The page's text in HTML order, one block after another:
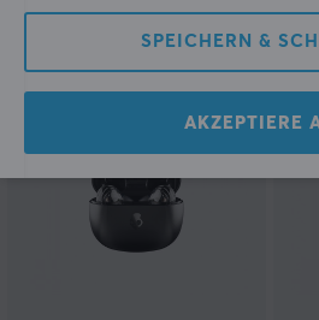
(2)
189 €
(0)
SPEICHERN &
AKZEPTIERE